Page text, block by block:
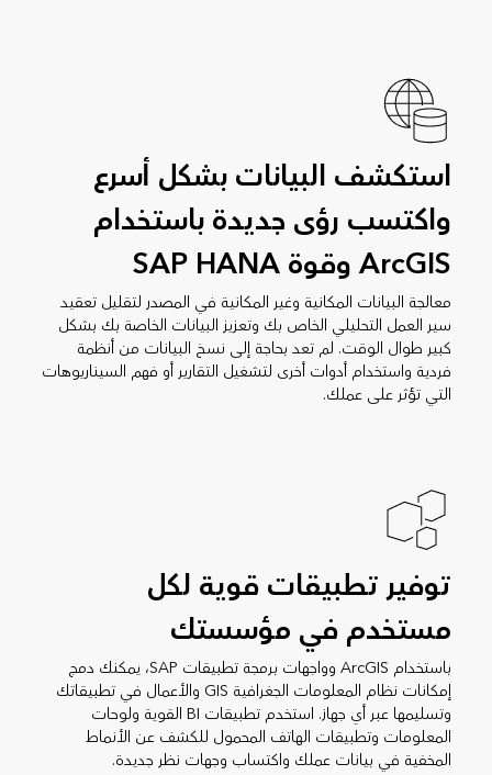
استكشف البيانات بشكل أسرع
واكتسب رؤى جديدة باستخدام
ArcGIS وقوة SAP HANA
معالجة البيانات المكانية وغير المكانية في المصدر لتقليل تعقيد
سير العمل التحليلي الخاص بك وتعزيز البيانات الخاصة بك بشكل
كبير طوال الوقت. لم تعد بحاجة إلى نسخ البيانات من أنظمة
فردية واستخدام أدوات أخرى لتشغيل التقارير أو فهم السيناريوهات
التي تؤثر على عملك.
توفير تطبيقات قوية لكل
مستخدم في مؤسستك
باستخدام ArcGIS وواجهات برمجة تطبيقات SAP، يمكنك دمج
إمكانات نظام المعلومات الجغرافية GIS والأعمال في تطبيقاتك
وتسليمها عبر أي جهاز. استخدم تطبيقات BI القوية ولوحات
المعلومات وتطبيقات الهاتف المحمول للكشف عن الأنماط
المخفية في بيانات عملك واكتساب وجهات نظر جديدة.